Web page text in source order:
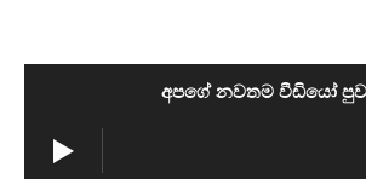
අපගේ නවතම වීඩියෝ